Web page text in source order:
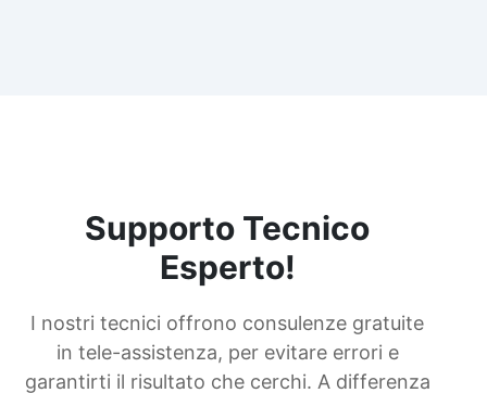
Supporto Tecnico
Esperto!
I nostri tecnici offrono consulenze gratuite
in tele-assistenza, per evitare errori e
garantirti il risultato che cerchi. A differenza